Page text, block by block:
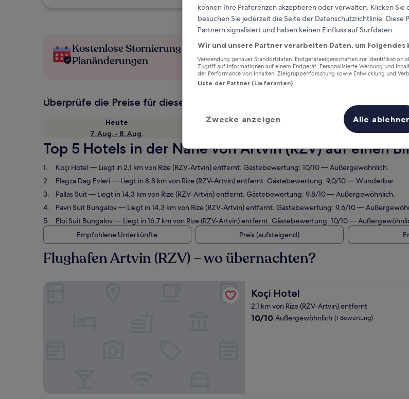
Kostenlose Stornierung bei
Planänderungen
Verdiene Prämien für jede
wahrgenommene
Überprüfe die Preise für diese Daten
Heute
7. Aug. - 8. Aug.
Morgen
7.
Top 5 Hotels in der Nähe von Artvin (RZV) auf einen
Koçi Hotel— Liegt in 2,1 km von Rize (RZV-Artvin) entfernt. Gästebewertung: 10/10 — Außergewöhnlich.
Elagza Dag Evleri— Liegt in 8,8 km von Rize (RZV-Artvin) entfernt. Gästebewertung: 9,0/10 — Wunderbar.
Pallas Suit— Liegt in 14,3 km von Rize (RZV-Artvin) entfernt. Gästebewertung: 9,8/10 — Außergewöhnlich.
Pavri Suit Bungalov— Liegt in 14,3 km von Rize (RZV-Artvin) entfernt. Gästebewertung: 9,6/10 —
Eloi Suit Bungalov— Liegt in 16,7 km von Rize (RZV-Artvin) entfernt. Gästebewertung: 10/10 —
Empfohlene Unterkünfte
Preis (aufsteigend)
Flughafen Artvin (RZV) – wo übernachten?
Koçi Hotel
Koçi Hotel
2,1 km von Rize (RZV-Artvin) entfernt
10.0
10/10 Außergewöhnlich (1 Bewertung)
können Ihre Präferenzen akzeptieren oder verwalten. Klicken
besuchen Sie jederzeit die Seite der Datenschutzrichtlinie. Diese
Partnern signalisiert und haben keinen Einfluss auf Surfdaten.
Wir und unsere Partner verarbeiten Daten, um
Verwendung genauer Standortdaten. Endgeräteeigenschaften zur Identifikation
Zugriff auf Informationen auf einem Endgerät. Personalisierte Werbung und
der Performance von Inhalten, Zielgruppenforschung sowie Entwicklung und
Liste der Partner (Lieferanten)
Zwecke anzeigen Alle